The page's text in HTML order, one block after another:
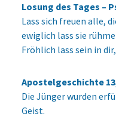
Losung des Tages –
Lass sich freuen alle,
ewiglich lass sie
Fröhlich lass sein in
Apostelgeschichte
Die Jünger wurden
Geist.